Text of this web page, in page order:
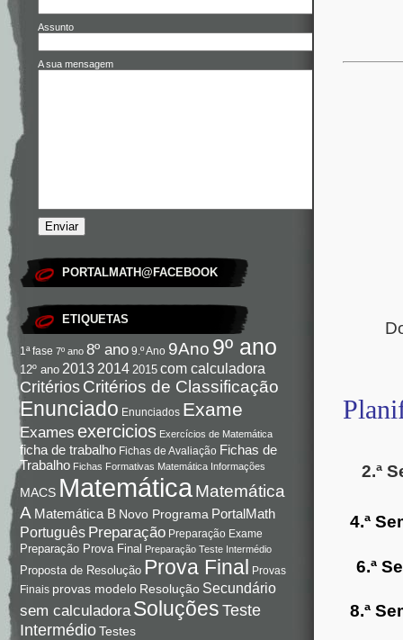
Assunto
A sua mensagem
PORTALMATH@FACEBOOK
ETIQUETAS
1ª fase 7º ano 8º ano 9.º Ano 9Ano 9º ano
12º ano 2013 2014 2015 com calculadora
Critérios Critérios de Classificação
Enunciado Enunciados Exame
Exames exercicios Exercícios de Matemática
ficha de trabalho Fichas de Avaliação Fichas de
Trabalho Fichas Formativas Matemática Informações
MACS Matemática Matemática
A Matemática B Novo Programa PortalMath
Português Preparação Preparação Exame
Preparação Prova Final Preparação Teste Intermédio
Proposta de Resolução Prova Final Provas
Finais provas modelo Resolução Secundário
sem calculadora Soluções Teste
IntermédioTestes
2.ª
4.ª
6.ª
8.ª